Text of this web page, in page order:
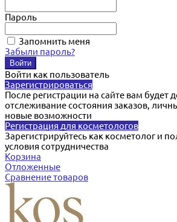
Пароль
Запомнить меня
Забыли пароль?
Войти как пользователь
Зарегистрироваться
После регистрации на сайте вам будет
отслеживание состояния заказов,
новые возможности
Регистрация для косметологов
Зарегистрируйтесь как косметолог и
условия сотрудничества
Корзина
Отложенные
Сравнение товаров